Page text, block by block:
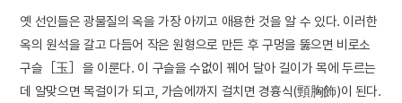
옛 선인들은 광물질의 옥을 가장 아끼고 애용한 것을 알 수 있다. 이러한
옥의 원석을 갈고 다듬어 작은 원형으로 만든 후 구멍을 뚫으면 비로소
구슬［玉］을 이룬다. 이 구슬을 수없이 꿰어 달아 길이가 목에 두르는
데 알맞으면 목걸이가 되고, 가슴에까지 걸치면 경흉식(頸胸飾)이 된다.